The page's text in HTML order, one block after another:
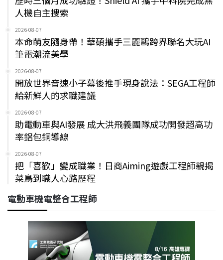
人機自主搜索
2026-08-07
本命萌友隨身帶！華碩攜手三麗鷗跨界聯名大玩AI
筆電潮流美學
2026-08-07
開放世界音速小子幕後推手現身說法：SEGA工程師
給新鮮人的求職建議
2026-08-07
助電動車與AI發展 成大洪飛義團隊成功開發超高功
率鋁包銅導線
2026-08-07
把「喜歡」變成職業！日商Aiming遊戲工程師親揭
菜鳥到職人心路歷程
電動車機電整合工程師